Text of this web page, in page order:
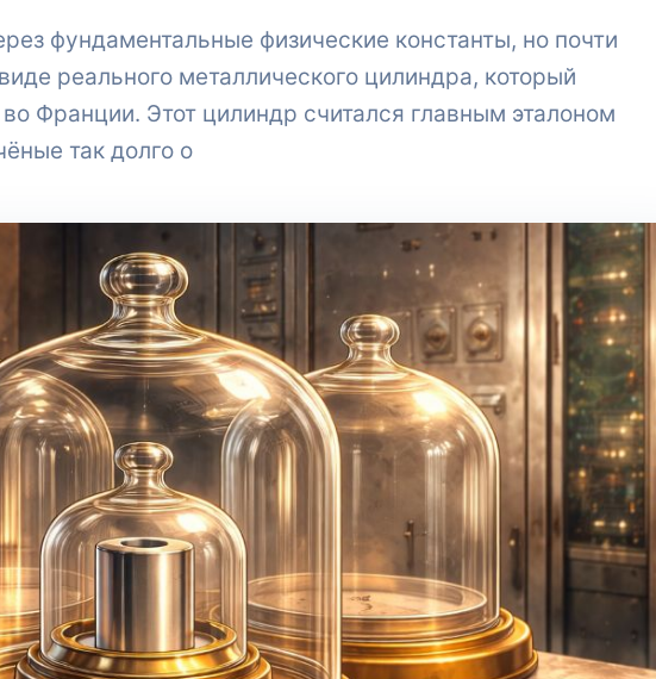
фундаментальные физические константы, но почти
реального металлического цилиндра, который
Франции. Этот цилиндр считался главным эталоном
так долго о